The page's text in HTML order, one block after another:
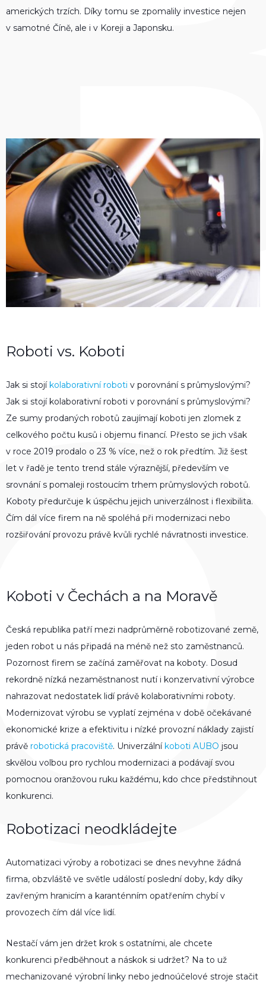
amerických trzích. Díky tomu se zpomalily investice nejen
v samotné Číně, ale i v Koreji a Japonsku.
Roboti vs. Koboti
Jak si stojí kolaborativní roboti v porovnání s průmyslovými?
Jak si stojí kolaborativní roboti v porovnání s průmyslovými?
Ze sumy prodaných robotů zaujímají koboti jen zlomek z
celkového počtu kusů i objemu financí. Přesto se jich však
v roce 2019 prodalo o 23 % více, než o rok předtím. Již šest
let v řadě je tento trend stále výraznější, především ve
srovnání s pomaleji rostoucím trhem průmyslových robotů.
Koboty předurčuje k úspěchu jejich univerzálnost i flexibilita.
Čím dál více firem na ně spoléhá při modernizaci nebo
rozšiřování provozu právě kvůli rychlé návratnosti investice.
Koboti v Čechách a na Moravě
Česká republika patří mezi nadprůměrně robotizované země,
jeden robot u nás připadá na méně než sto zaměstnanců.
Pozornost firem se začíná zaměřovat na koboty. Dosud
rekordně nízká nezaměstnanost nutí i konzervativní výrobce
nahrazovat nedostatek lidí právě kolaborativními roboty.
Modernizovat výrobu se vyplatí zejména v době očekávané
ekonomické krize a efektivitu i nízké provozní náklady zajistí
právě robotická pracoviště. Univerzální koboti AUBO jsou
skvělou volbou pro rychlou modernizaci a podávají svou
pomocnou oranžovou ruku každému, kdo chce předstihnout
konkurenci.
Robotizaci neodkládejte
Automatizaci výroby a robotizaci se dnes nevyhne žádná
firma, obzvláště ve světle událostí poslední doby, kdy díky
zavřeným hranicím a karanténním opatřením chybí v
provozech čím dál více lidí.
Nestačí vám jen držet krok s ostatními, ale chcete
konkurenci předběhnout a náskok si udržet? Na to už
mechanizované výrobní linky nebo jednoúčelové stroje stačit